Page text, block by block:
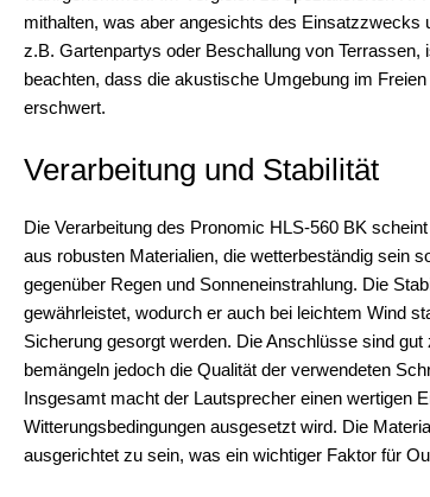
mithalten, was aber angesichts des
z.B. Gartenpartys oder Beschallung von
beachten, dass die akustische Umgebung im
erschwert.
Verarbeitung und Stabilität
Die Verarbeitung des Pronomic HLS-560 BK
aus robusten Materialien, die wetterbeständig sein
gegenüber Regen und Sonneneinstrahlung. Die
gewährleistet, wodurch er auch bei leichtem Wind
Sicherung gesorgt werden. Die Anschlüsse sind
bemängeln jedoch die Qualität der verwendeten
Insgesamt macht der Lautsprecher einen wertigen
Witterungsbedingungen ausgesetzt wird. Die
ausgerichtet zu sein, was ein wichtiger Faktor für